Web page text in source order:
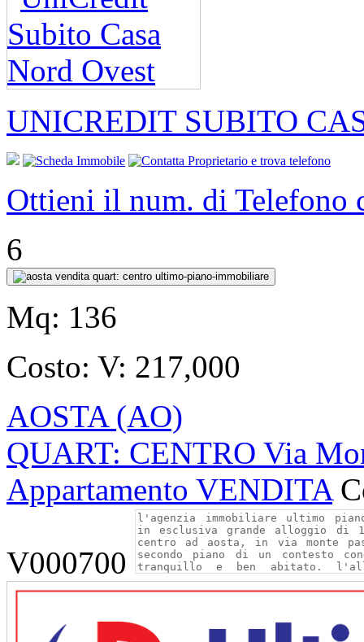
UNICREDIT SUBITO
Ottieni il num. di Telefono
6
Mq: 136
Costo: V: 217,000
AOSTA (AO)
QUART: CENTRO Via
Appartamento VENDITA
V000700